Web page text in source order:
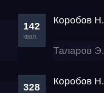
142
квал.
Коробов Н.
Таларов Э.
328
Коробов Н.